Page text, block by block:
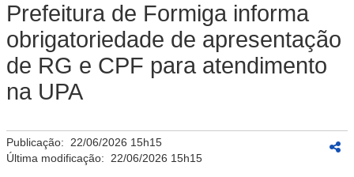
Prefeitura de Formiga informa
obrigatoriedade de apresentação
de RG e CPF para atendimento
na UPA
Publicação: 22/06/2026 15h15
Última modificação: 22/06/2026 15h15